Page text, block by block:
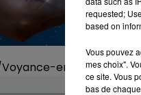
en-Direct-
requested;
based on
Vous pouvez
mes choix".
ce site. Vous
bas de